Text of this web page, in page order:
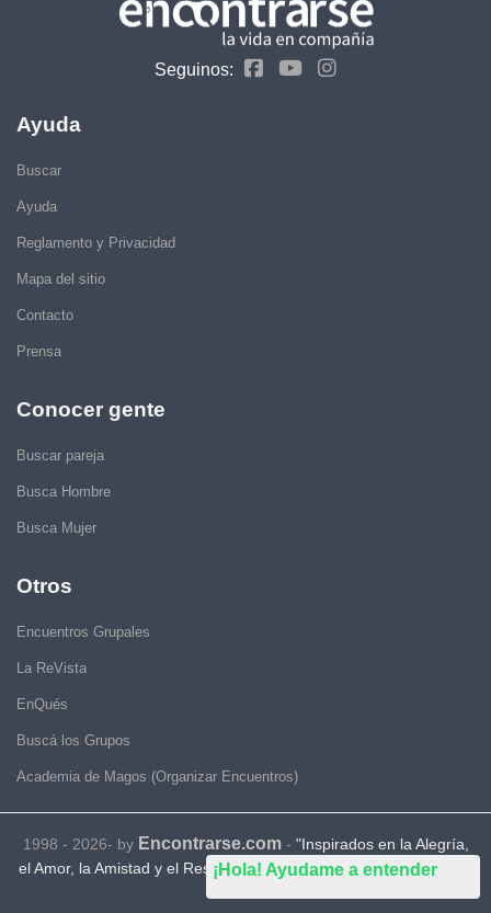
¡Hola! Ayudame a entender
Seguinos:
Ayuda
Buscar
Ayuda
Reglamento y Privacidad
Mapa del sitio
Contacto
Prensa
Conocer gente
Buscar pareja
Busca Hombre
Busca Mujer
Otros
Encuentros Grupales
La ReVista
EnQués
Buscá los Grupos
Academia de Magos (Organizar Encuentros)
1998 - 2026- by Encontrarse.com- "Inspirados en la Alegría,
el Amor, la Amistad y el Respeto, motivamos a la gente a que sea